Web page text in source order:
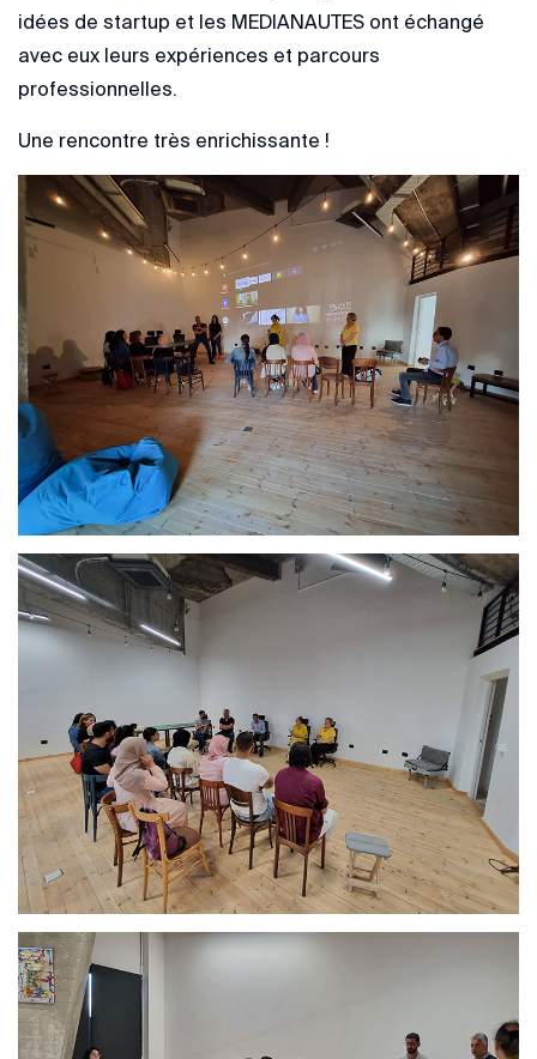
idées de startup et les MEDIANAUTES ont échangé
avec eux leurs expériences et parcours
professionnelles.
Une rencontre très enrichissante !